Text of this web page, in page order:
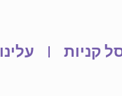
קניות עלינו